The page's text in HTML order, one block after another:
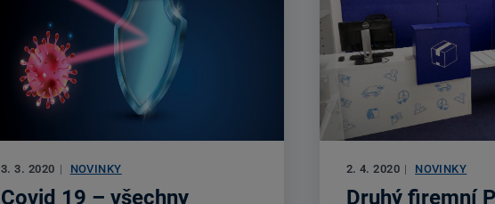
3. 3. 2020 | NOVINKY
Covid 19 – všechny
2. 4. 2020 | NOVINKY
Druhý firemní